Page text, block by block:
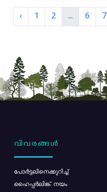
‹ 1 2 ... 6 7
വിവരങ്ങൾ
പോര്‍ട്ടലിനെക്കുറിച്ച്
ഹൈപ്പർലിങ്ക് നയം